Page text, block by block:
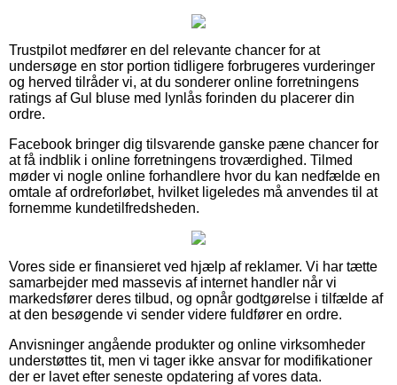
Trustpilot medfører en del relevante chancer for at
undersøge en stor portion tidligere forbrugeres vurderinger
og herved tilråder vi, at du sonderer online forretningens
ratings af Gul bluse med lynlås forinden du placerer din
ordre.
Facebook bringer dig tilsvarende ganske pæne chancer for
at få indblik i online forretningens troværdighed. Tilmed
møder vi nogle online forhandlere hvor du kan nedfælde en
omtale af ordreforløbet, hvilket ligeledes må anvendes til at
fornemme kundetilfredsheden.
Vores side er finansieret ved hjælp af reklamer. Vi har tætte
samarbejder med massevis af internet handler når vi
markedsfører deres tilbud, og opnår godtgørelse i tilfælde af
at den besøgende vi sender videre fuldfører en ordre.
Anvisninger angående produkter og online virksomheder
understøttes tit, men vi tager ikke ansvar for modifikationer
der er lavet efter seneste opdatering af vores data.